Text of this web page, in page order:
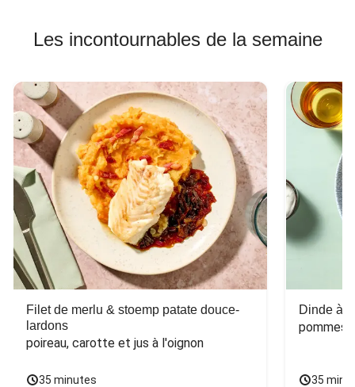
Les incontournables de la semaine
Filet de merlu & stoemp patate douce-
lardons
poireau, carotte et jus à l'oignon
35 minutes
Dinde à
pommes
35